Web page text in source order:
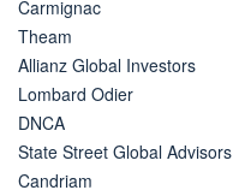
Carmignac
Theam
Allianz Global Investors
Lombard Odier
DNCA
State Street Global Advisors
Candriam